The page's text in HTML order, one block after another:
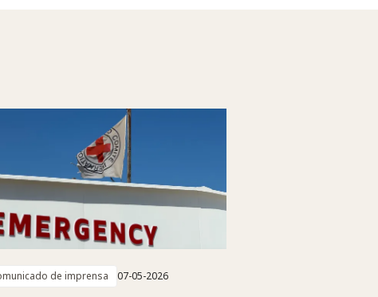
de imprensa 07-05-2026